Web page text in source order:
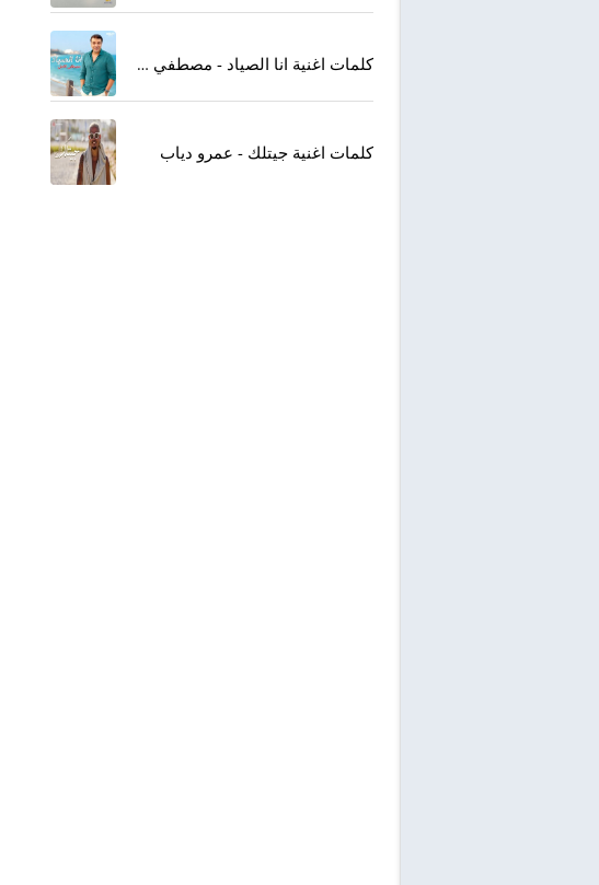
كلمات اغنية انا الصياد - مصطفي كامل
كلمات اغنية جيتلك - عمرو دياب